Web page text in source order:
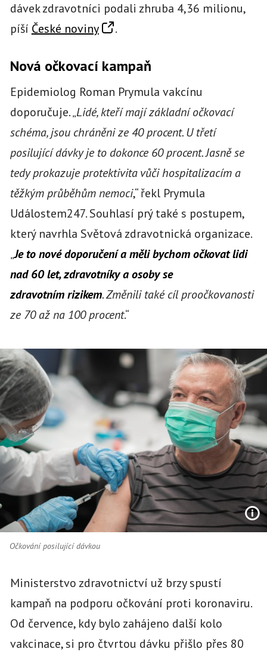
dávek zdravotníci podali zhruba 4,36 milionu,
píší České noviny .
Nová očkovací kampaň
Epidemiolog Roman Prymula vakcínu
doporučuje. „Lidé, kteří mají základní očkovací
schéma, jsou chráněni ze 40 procent. U třetí
posilující dávky je to dokonce 60 procent. Jasně se
tedy prokazuje protektivita vůči hospitalizacím a
těžkým průběhům nemoci,“ řekl Prymula
Událostem247. Souhlasí prý také s postupem,
který navrhla Světová zdravotnická organizace.
„Je to nové doporučení a měli bychom očkovat lidi
nad 60 let, zdravotníky a osoby se
zdravotním rizikem. Změnili také cíl proočkovanosti
ze 70 až na 100 procent.“
Očkování posilující dávkou
Ministerstvo zdravotnictví už brzy spustí
kampaň na podporu očkování proti koronaviru.
Od července, kdy bylo zahájeno další kolo
vakcinace, si pro čtvrtou dávku přišlo přes 80